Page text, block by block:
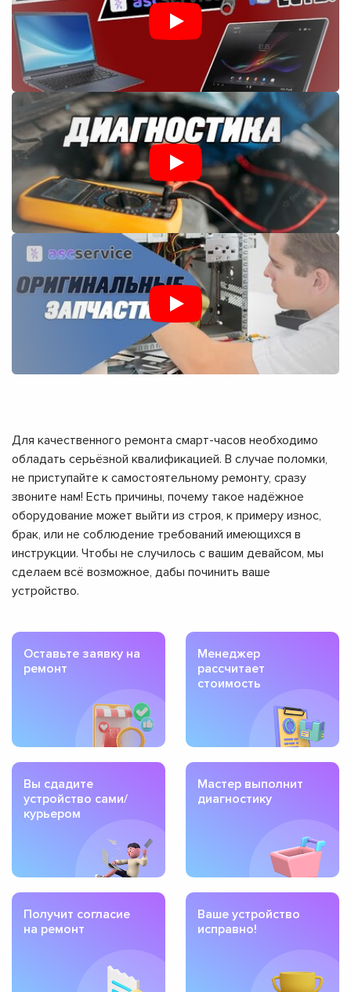
Для качественного ремонта смарт-часов необходимо
обладать серьёзной квалификацией. В случае поломки,
не приступайте к самостоятельному ремонту, сразу
звоните нам! Есть причины, почему такое надёжное
оборудование может выйти из строя, к примеру износ,
брак, или не соблюдение требований имеющихся в
инструкции. Чтобы не случилось с вашим девайсом, мы
сделаем всё возможное, дабы починить ваше
устройство.
Оставьте заявку на
ремонт
Менеджер
рассчитает
стоимость
Вы сдадите
устройство сами/
курьером
Мастер выполнит
диагностику
Получит согласие
на ремонт
Ваше устройство
исправно!